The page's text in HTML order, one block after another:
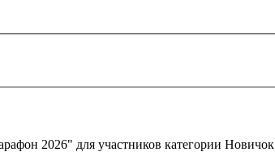
2026" для участников категории Новичок